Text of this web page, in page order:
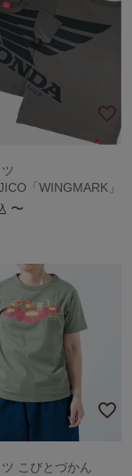
「WINGMARK」
〜
こびとづかん